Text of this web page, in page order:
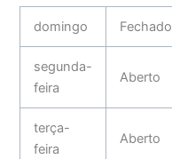
domingo Fechado
segunda-
feira
Aberto
terça-
feira
Aberto